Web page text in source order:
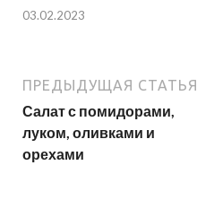
03.02.2023
ПРЕДЫДУЩАЯ СТАТЬЯ
Салат с помидорами,
луком, оливками и
орехами